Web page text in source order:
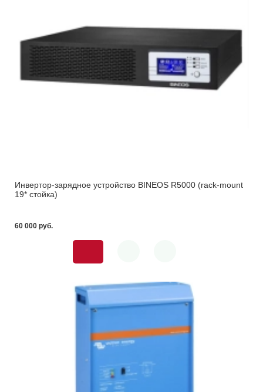
Инвертор-зарядное устройство BINEOS R5000 (rack-mount
19* стойка)
60 000 pуб.